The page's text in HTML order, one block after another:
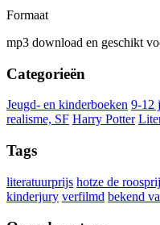
Formaat
mp3 download en geschikt
Categorieën
Jeugd- en kinderboeken 9-12
realisme, SF Harry Potter
Tags
literatuurprijs hotze de
kinderjury verfilmd bekend